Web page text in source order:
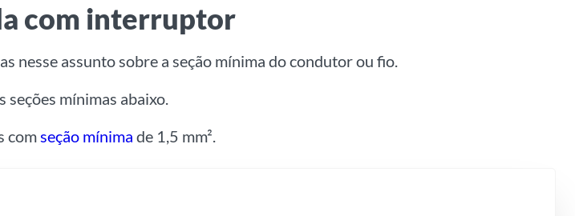
com interruptor
nesse assunto sobre a seção mínima do condutor ou fio.
seções mínimas abaixo.
comseção mínima de 1,5 mm².